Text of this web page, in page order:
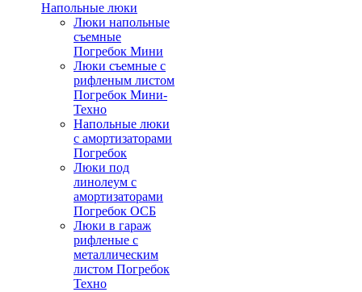
Напольные люки
Люки напольные
съемные
Погребок Мини
Люки съемные с
рифленым листом
Погребок Мини-
Техно
Напольные люки
с амортизаторами
Погребок
Люки под
линолеум с
амортизаторами
Погребок ОСБ
Люки в гараж
рифленые с
металлическим
листом Погребок
Техно